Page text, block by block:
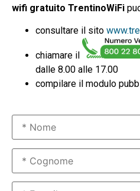
wifi gratuito TrentinoWiFi
consultare il sito
chiamare il
dalle 8.00 alle 17.00
compilare il modulo